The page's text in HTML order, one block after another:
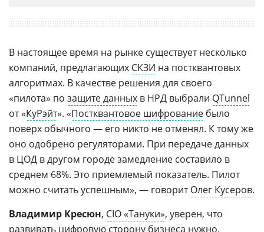
В настоящее время на рынке существует несколько
компаний, предлагающих СКЗИ на постквантовых
алгоритмах. В качестве решения для своего
«пилота» по защите данных в НРД выбрали QTunnel
от «КуРэйт». «Постквантовое шифрование было
поверх обычного — его никто не отменял. К тому же
оно одобрено регуляторами. При передаче данных
в ЦОД в другом городе замедление составило в
среднем 68%. Это приемлемый показатель. Пилот
можно считать успешным», — говоритОлег Кусеров.
Владимир Кресюн, CIO «Тануки», уверен, что
развивать цифровую сторону бизнеса нужно,